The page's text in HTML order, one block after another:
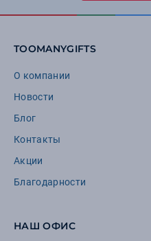
TOOMANYGIFTS
О компании
Новости
Блог
Контакты
Акции
Благодарности
НАШ ОФИС